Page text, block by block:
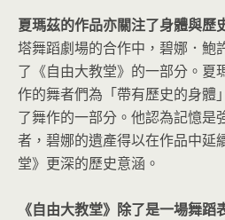
夏瑪茲的作品亦關注了身體與歷
塔舞蹈劇場的合作中，碧娜．鮑
了《自由大教堂》的一部分。夏
作的舞者們為「帶有歷史的身體
了舞作的一部分。他認為記憶是
者，碧娜的遺產得以在作品中延
堂》更深的歷史意涵。
《自由大教堂》除了是一場舞